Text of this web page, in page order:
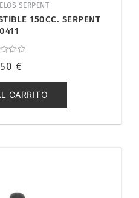
SERPENT
150CC. SERPENT
€
CARRITO